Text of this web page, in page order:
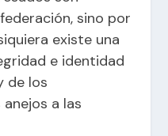
sino por
existe una
e identidad
de los
a las